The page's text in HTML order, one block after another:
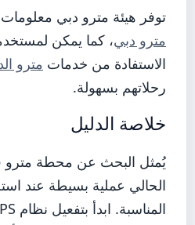
توفر هيئة مترو دبي
مترو دبي، كما يمكن
الاستفادة من خدمات مترو
رحلاتهم بسهولة.
خلاصة الدليل
يُمثل البحث عن محطة مترو
الحالي عملية بسيطة عند